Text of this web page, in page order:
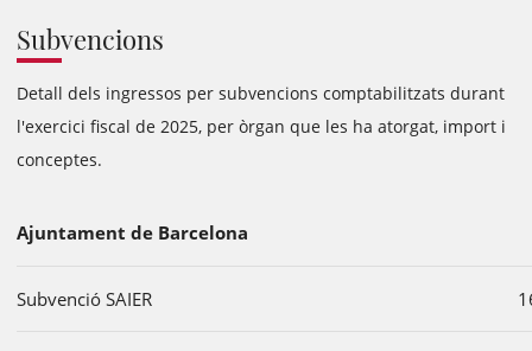
Subvencions
Detall dels ingressos per subvencions comptabilitzats durant
l'exercici fiscal de 2025, per òrgan que les ha atorgat, import i
conceptes.
Ajuntament de Barcelona
Subvenció SAIER